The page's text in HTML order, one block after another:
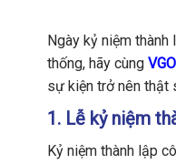
Ngày kỷ niệm
thống, hãy cùng
sự kiện trở nên thật
1. Lễ kỷ niệm
Kỷ niệm thành lập